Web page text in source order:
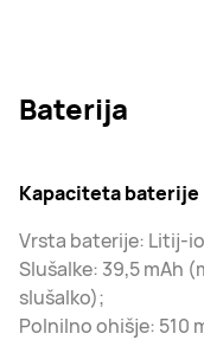
Baterija
Kapaciteta baterije
Vrsta baterije: Litij-
Slušalke: 39,5 mAh
slušalko);
Polnilno ohišje: 510